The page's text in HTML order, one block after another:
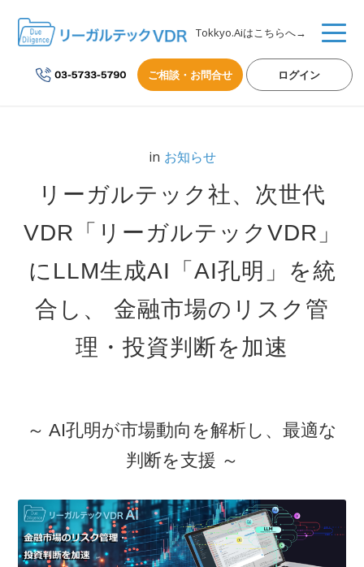
Tokkyo.Aiはこちらへ→
ご相談・お問合せ ログイン
in お知らせ
リーガルテック社、次世代
VDR「リーガルテックVDR」
にLLM生成AI「AI孔明」を統
合し、 金融市場のリスク管
理・投資判断を加速
～ AI孔明が市場動向を解析し、最適な
判断を支援 ～